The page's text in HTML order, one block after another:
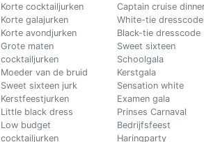
Korte cocktailjurken
Korte galajurken
Korte avondjurken
Grote maten
cocktailjurken
Moeder van de bruid
Sweet sixteen jurk
Kerstfeestjurken
Little black dress
Low budget
cocktailjurken
Captain cruise
White-tie dresscode
Black-tie dresscode
Sweet sixteen
Schoolgala
Kerstgala
Sensation white
Examen gala
Prinses Carnaval
Bedrijfsfeest
Haringparty